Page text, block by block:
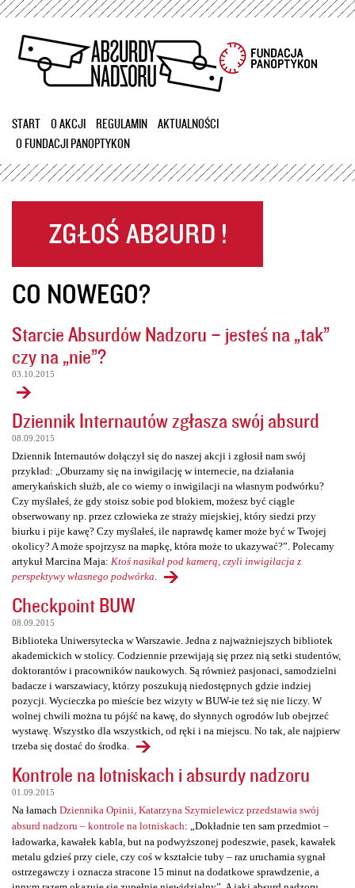
Przejdź
treści
START O AKCJI REGULAMIN
AKTUALNOŚCI
O FUNDACJI PANOPTYKON
CO NOWEGO?
Starcie Absurdów Nadzoru – jesteś na „tak”
czy na „nie”?
03.10.2015
Dziennik Internautów zgłasza swój absurd
08.09.2015
Dziennik Internautów dołączył się do naszej akcji i zgłosił nam swój
przykład: „Oburzamy się na inwigilację w internecie, na działania
amerykańskich służb, ale co wiemy o inwigilacji na własnym podwórku?
Czy myślałeś, że gdy stoisz sobie pod blokiem, możesz być ciągle
obserwowany np. przez człowieka ze straży miejskiej, który siedzi przy
biurku i pije kawę? Czy myślałeś, ile naprawdę kamer może być w Twojej
okolicy? A może spojrzysz na mapkę, która może to ukazywać?”. Polecamy
artykuł Marcina Maja: Ktoś nasikał pod kamerą, czyli inwigilacja z
perspektywy własnego podwórka
Checkpoint BUW
08.09.2015
Biblioteka Uniwersytecka w Warszawie. Jedna z najważniejszych bibliotek
akademickich w stolicy. Codziennie przewijają się przez nią setki studentów,
doktorantów i pracowników naukowych. Są również pasjonaci, samodzielni
badacze i warszawiacy, którzy poszukują niedostępnych gdzie indziej
pozycji. Wycieczka po mieście bez wizyty w BUW-ie też się nie liczy. W
wolnej chwili można tu pójść na kawę, do słynnych ogrodów lub obejrzeć
wystawę. Wszystko dla wszystkich, od ręki i na miejscu. No tak, ale najpierw
trzeba się dostać do środka.
Kontrole na lotniskach i absurdy nadzoru
01.09.2015
Na łamach Dziennika Opinii, Katarzyna Szymielewicz przedstawia swój
absurd nadzoru – kontrole na lotniskach: „Dokładnie ten sam przedmiot –
ładowarka, kawałek kabla, but na podwyższonej podeszwie, pasek, kawałek
metalu gdzieś przy ciele, czy coś w kształcie tuby – raz uruchamia sygnał
ostrzegawczy i oznacza stracone 15 minut na dodatkowe sprawdzenie, a